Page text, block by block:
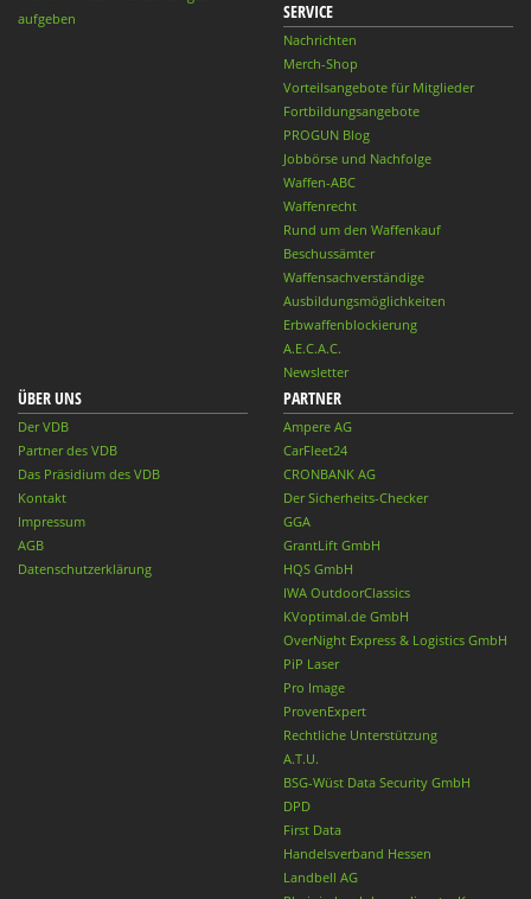
aufgeben
SERVICE
Nachrichten
Merch-Shop
Vorteilsangebote für Mitglieder
Fortbildungsangebote
PROGUN Blog
Jobbörse und Nachfolge
Waffen-ABC
Waffenrecht
Rund um den Waffenkauf
Beschussämter
Waffensachverständige
Ausbildungsmöglichkeiten
Erbwaffenblockierung
A.E.C.A.C.
Newsletter
ÜBER UNS
Der VDB
Partner des VDB
Das Präsidium des VDB
Kontakt
Impressum
AGB
Datenschutzerklärung
PARTNER
Ampere AG
CarFleet24
CRONBANK AG
Der Sicherheits-Checker
GGA
GrantLift GmbH
HQS GmbH
IWA OutdoorClassics
KVoptimal.de GmbH
OverNight Express & Logistics GmbH
PiP Laser
Pro Image
ProvenExpert
Rechtliche Unterstützung
A.T.U.
BSG-Wüst Data Security GmbH
DPD
First Data
Handelsverband Hessen
Landbell AG